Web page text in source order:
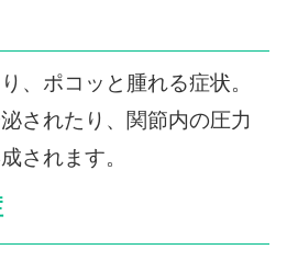
、ポコッと腫れる症状。
されたり、関節内の圧力
されます。